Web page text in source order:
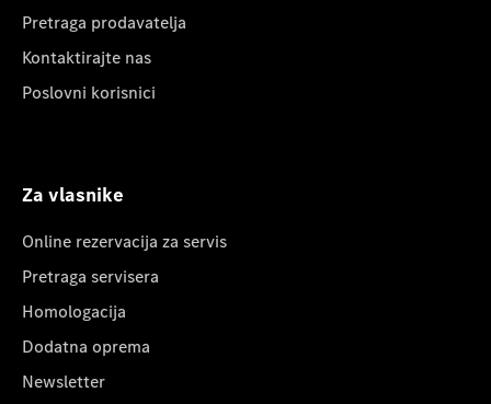
Pretraga prodavatelja
Kontaktirajte nas
Poslovni korisnici
Za vlasnike
Online rezervacija za servis
Pretraga servisera
Homologacija
Dodatna oprema
Newsletter